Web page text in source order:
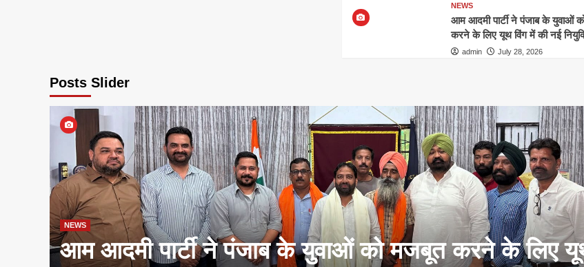
NEWS
आम आदमी पार्टी ने पंजाब के युवाओं
करने के लिए यूथ विंग में की नई
admin July 28, 2026
Posts Slider
NEWS
आम आदमी पार्टी ने पंजाब के युवाओं को मजबूत करने के लिए